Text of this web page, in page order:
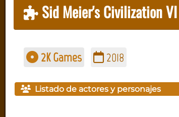
Sid Meier's Civilization VI
2K Games 2018
Listado de actores y personajes